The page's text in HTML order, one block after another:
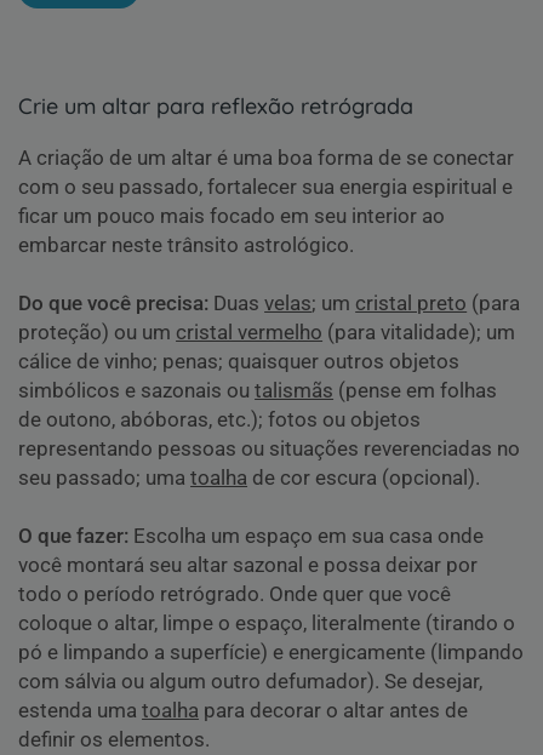
Crie um altar para reflexão retrógrada
A criação de um altar é uma boa forma de se conectar
com o seu passado, fortalecer sua energia espiritual e
ficar um pouco mais focado em seu interior ao
embarcar neste trânsito astrológico.
Do que você precisa: Duasvelas; um cristal preto (para
proteção) ou um cristal vermelho (para vitalidade); um
cálice de vinho; penas; quaisquer outros objetos
simbólicos e sazonais outalismãs (pense em folhas
de outono, abóboras, etc.); fotos ou objetos
representando pessoas ou situações reverenciadas no
seu passado; umatoalha de cor escura (opcional).
O que fazer: Escolha um espaço em sua casa onde
você montará seu altar sazonal e possa deixar por
todo o período retrógrado. Onde quer que você
coloque o altar, limpe o espaço, literalmente (tirando o
pó e limpando a superfície) e energicamente (limpando
com sálvia ou algum outro defumador). Se desejar,
estenda umatoalha para decorar o altar antes de
definir os elementos.